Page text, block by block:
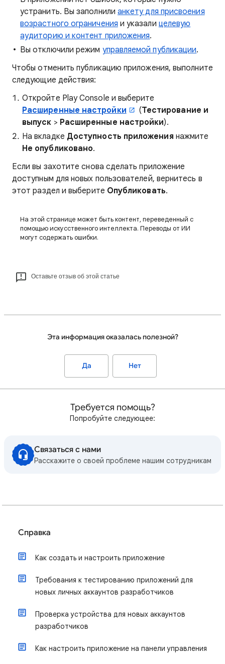
устранить. Вы заполнили анкету для присвоения
возрастного ограничения и указали целевую
аудиторию и контент приложения.
Вы отключили режим управляемой публикации.
Чтобы отменить публикацию приложения, выполните
следующие действия:
Откройте Play Console и выберите
Расширенные настройки
(Тестирование и
выпуск > Расширенные настройки).
На вкладке Доступность приложения нажмите
Не опубликовано.
Если вы захотите снова сделать приложение
доступным для новых пользователей, вернитесь в
этот раздел и выберите Опубликовать.
На этой странице может быть контент, переведенный с
помощью искусственного интеллекта. Переводы от ИИ
могут содержать ошибки.
Оставьте отзыв об этой статье
Эта информация оказалась полезной?
Да Нет
Требуется помощь?
Попробуйте следующее:
Связаться с нами
Расскажите о своей проблеме нашим сотрудникам
Справка
Как создать и настроить приложение
Требования к тестированию приложений для
новых личных аккаунтов разработчиков
Проверка устройства для новых аккаунтов
разработчиков
Как настроить приложение на панели управления